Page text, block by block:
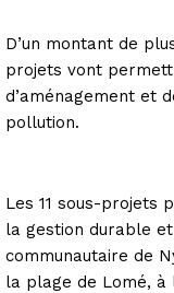
D’un montant de
projets vont
d’aménagement et
pollution.
Les 11 sous-projets
la gestion durable
communautaire de
la plage de Lomé, à